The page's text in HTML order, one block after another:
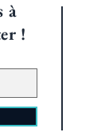
à
!